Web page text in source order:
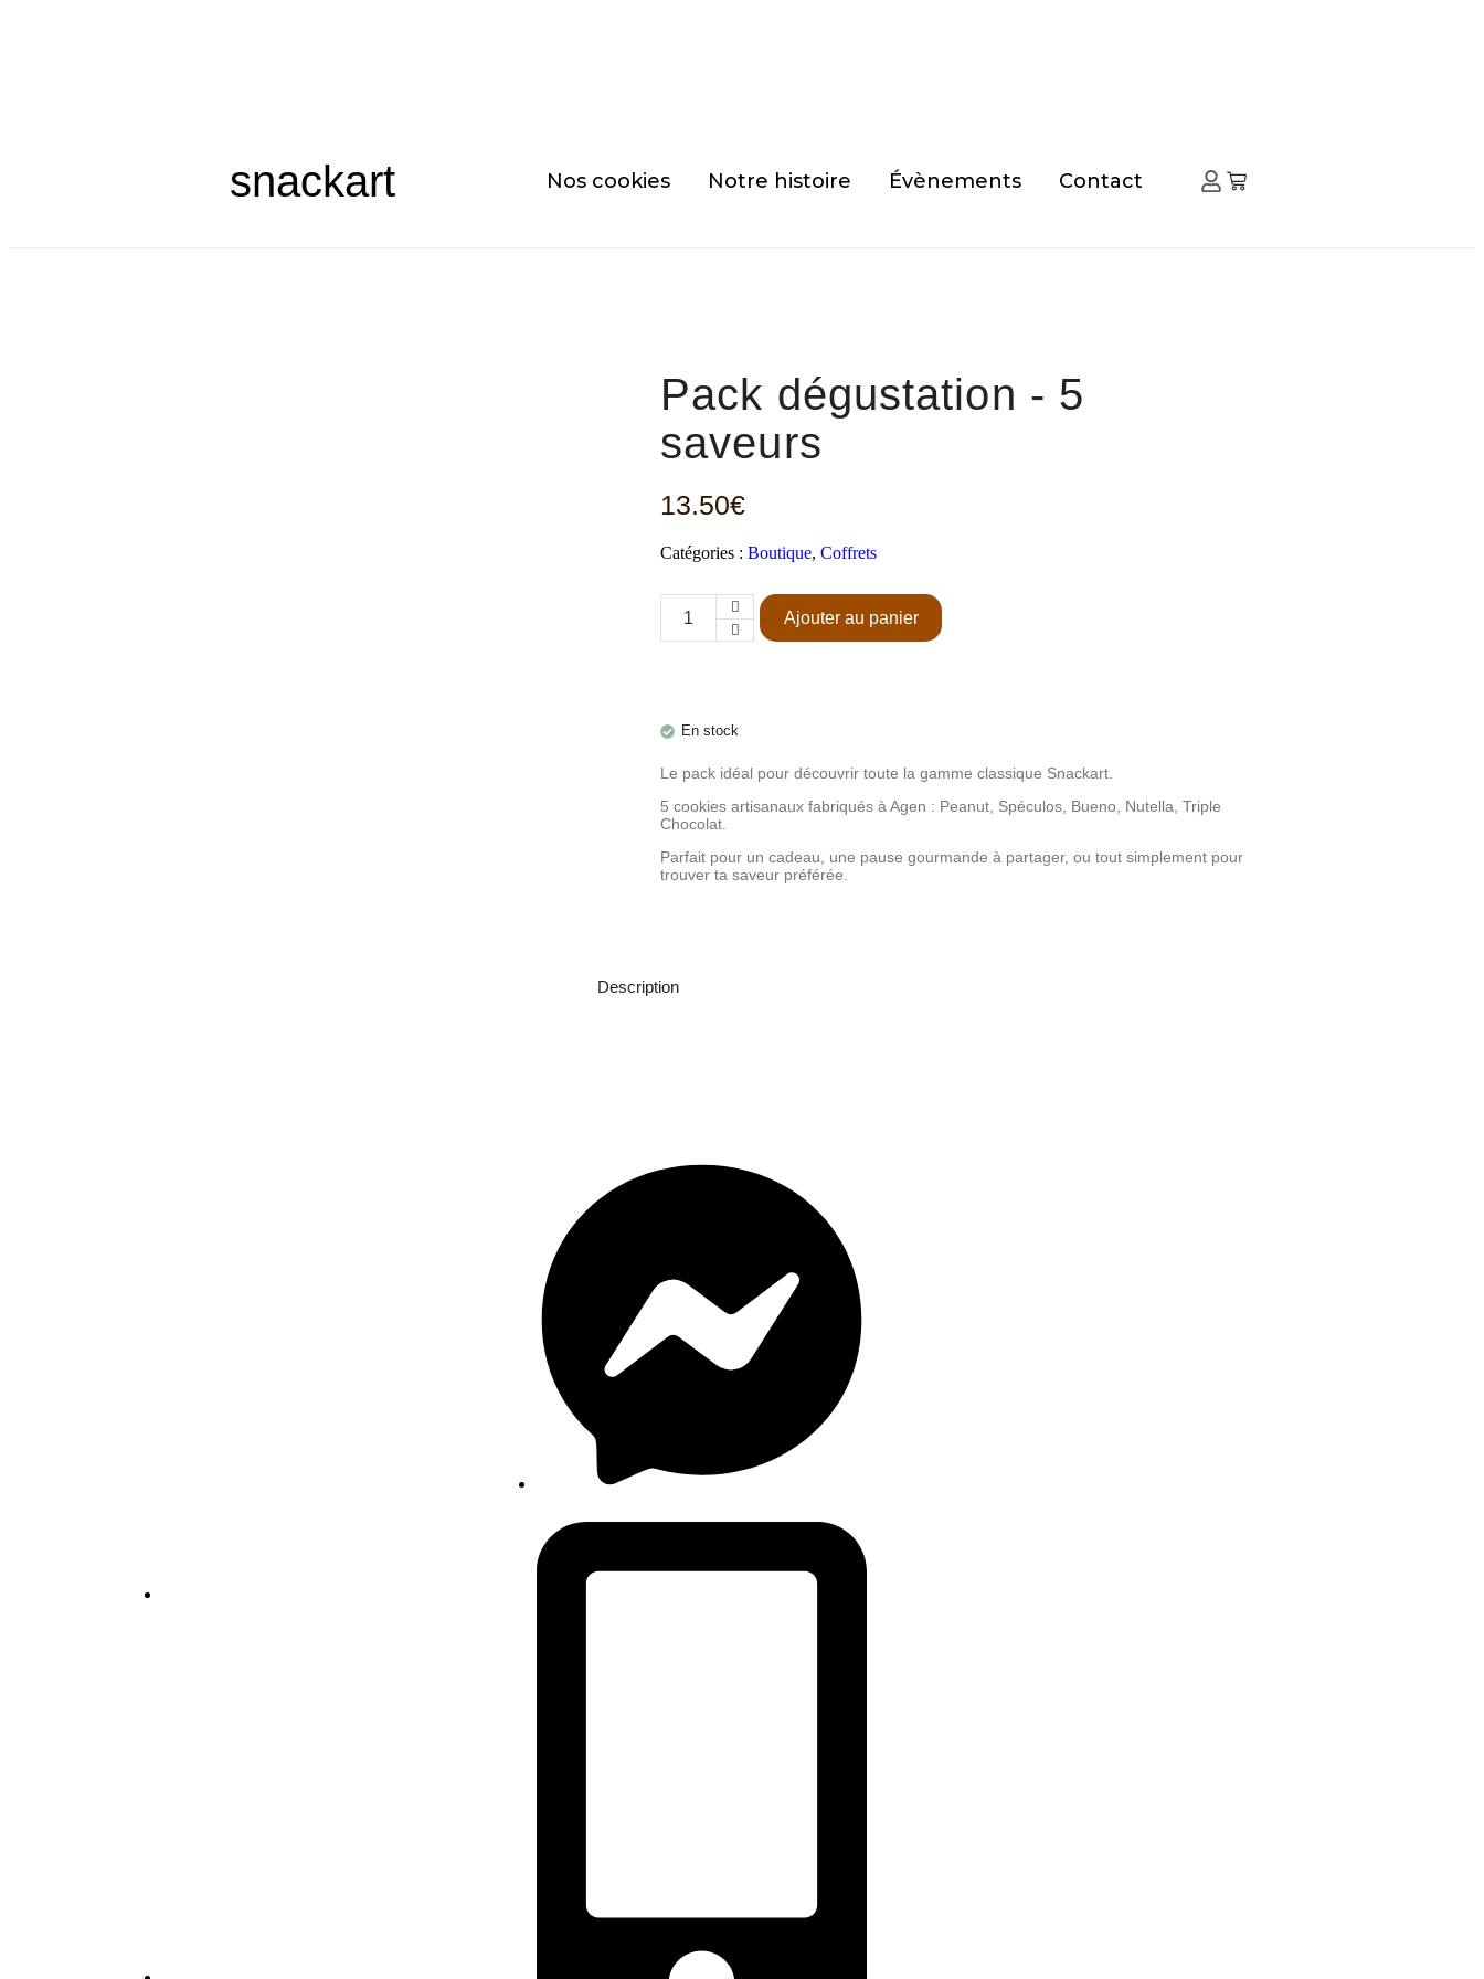
snackart Nos cookies Notre histoire Évènements Contact
Pack dégustation - 5
saveurs
13.50€
Catégories : Boutique, Coffrets
Ajouter au panier
En stock
Le pack idéal pour découvrir toute la gamme classique Snackart.
5 cookies artisanaux fabriqués à Agen : Peanut, Spéculos, Bueno, Nutella, Triple
Chocolat.
Parfait pour un cadeau, une pause gourmande à partager, ou tout simplement pour
trouver ta saveur préférée.
Description